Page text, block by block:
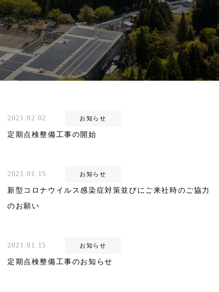
2021.02.02 お知らせ
定期点検整備工事の開始
2021.01.15 お知らせ
新型コロナウイルス感染症対策並びにご来社時のご協力
のお願い
2021.01.15 お知らせ
定期点検整備工事のお知らせ